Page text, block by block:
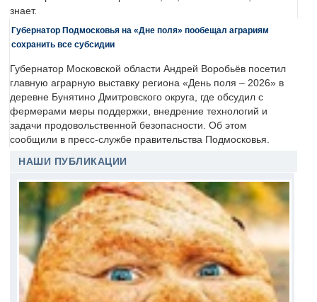
знает.
Губернатор Подмосковья на «Дне поля» пообещал аграриям
сохранить все субсидии
Губернатор Московской области Андрей Воробьёв посетил
главную аграрную выставку региона «День поля – 2026» в
деревне Бунятино Дмитровского округа, где обсудил с
фермерами меры поддержки, внедрение технологий и
задачи продовольственной безопасности. Об этом
сообщили в пресс-службе правительства Подмосковья.
НАШИ ПУБЛИКАЦИИ